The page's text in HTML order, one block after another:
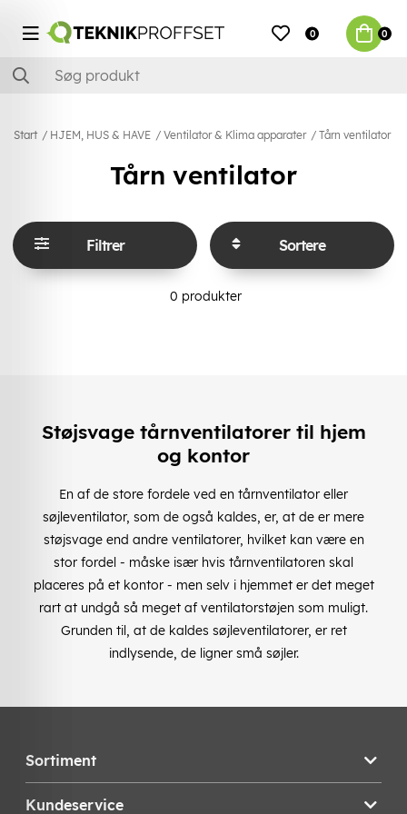
0 0
Start HJEM, HUS & HAVE Ventilator & Klima apparater Tårn ventilator
Tårn ventilator
Filtrer Sortere
0 produkter
Støjsvage tårnventilatorer til hjem
og kontor
En af de store fordele ved en tårnventilator eller
søjleventilator, som de også kaldes, er, at de er mere
støjsvage end andre ventilatorer, hvilket kan være en
stor fordel - måske især hvis tårnventilatoren skal
placeres på et kontor - men selv i hjemmet er det meget
rart at undgå så meget af ventilatorstøjen som muligt.
Grunden til, at de kaldes søjleventilatorer, er ret
indlysende, de ligner små søjler.
Sortiment
Kundeservice